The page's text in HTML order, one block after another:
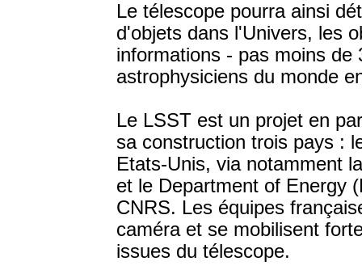
Le télescope pourra ainsi
d'objets dans l'Univers, les
informations - pas moins
astrophysiciens du monde
Le LSST est un projet en
sa construction trois pays :
Etats-Unis, via notamment
et le Department of Energy
CNRS. Les équipes
caméra et se mobilisent
issues du télescope.